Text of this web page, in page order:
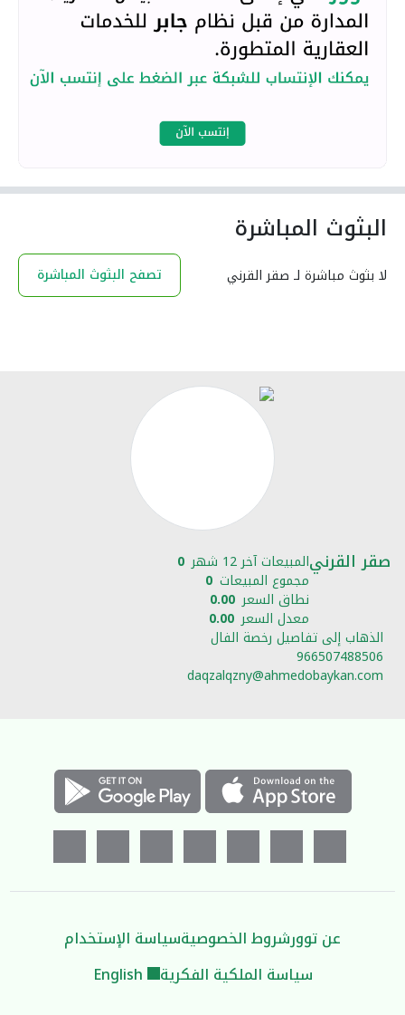
البثوث المباشرة
لا بثوث مباشرة لـ صقر القرني تصفح البثوث المباشرة
صقر القرنيالمبيعات آخر 12 شهر 0
مجموع المبيعات 0
نطاق السعر 0.00
معدل السعر 0.00
الذهاب إلى تفاصيل رخصة الفال
966507488506
daqzalqzny@ahmedobaykan.com
عن توورشروط الخصوصيةسياسة الإستخدام
سياسة الملكية الفكرية
English